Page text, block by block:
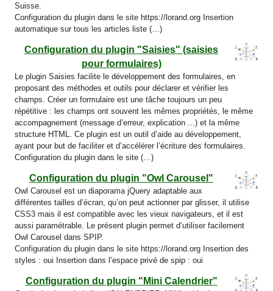
Suisse.
Configuration du plugin dans le site https://lorand.org Insertion
automatique sur tous les articles liste (…)
Configuration du plugin "Saisies" (saisies
pour formulaires)
Le plugin Saisies facilite le développement des formulaires, en
proposant des méthodes et outils pour déclarer et vérifier les
champs. Créer un formulaire est une tâche toujours un peu
répétitive : les champs ont souvent les mêmes propriétés, le même
accompagnement (message d’erreur, explication ...) et la même
structure HTML. Ce plugin est un outil d’aide au développement,
ayant pour but de faciliter et d’accélérer l’écriture des formulaires.
Configuration du plugin dans le site (…)
Configuration du plugin "Owl Carousel"
Owl Carousel est un diaporama jQuery adaptable aux
différentes tailles d’écran, qu’on peut actionner par glisser, il utilise
CSS3 mais il est compatible avec les vieux navigateurs, et il est
aussi paramétrable. Le présent plugin permet d’utiliser facilement
Owl Carousel dans SPIP.
Configuration du plugin dans le site https://lorand.org Insertion des
styles : oui Insertion dans l’espace privé de spip : oui
Configuration du plugin "Mini Calendrier"